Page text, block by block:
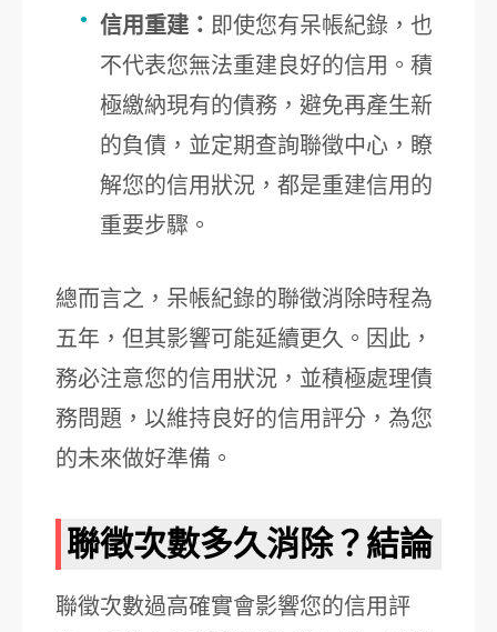
信用重建： 即使您有呆帳紀錄，也
不代表您無法重建良好的信用。積
極繳納現有的債務，避免再產生新
的負債，並定期查詢聯徵中心，瞭
解您的信用狀況，都是重建信用的
重要步驟。
總而言之，呆帳紀錄的聯徵消除時程為
五年，但其影響可能延續更久。因此，
務必注意您的信用狀況，並積極處理債
務問題，以維持良好的信用評分，為您
的未來做好準備。
聯徵次數多久消除？結論
聯徵次數過高確實會影響您的信用評